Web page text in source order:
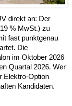
direkt an: Der
% MwSt.) zu
fast punktgenau
Die
im Oktober 2026
Quartal 2026. Wer
Elektro-Option
Kandidaten.